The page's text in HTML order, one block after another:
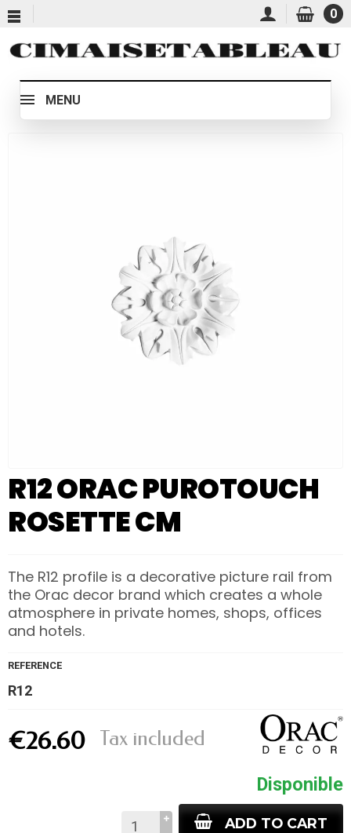
0
MENU
R12 ORAC PUROTOUCH
ROSETTE CM
The R12 profile is a decorative picture rail from
the Orac decor brand which creates a whole
atmosphere in private homes, shops, offices
and hotels.
REFERENCE
R12
€26.60 Tax included
Disponible
ADD TO CART